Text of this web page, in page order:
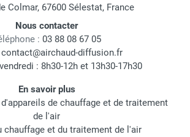
Colmar, 67600 Sélestat, France
Nous contacter
: 03 88 08 67 05
contact@airchaud-diffusion.fr
: 8h30-12h et 13h30-17h30
En savoir plus
de chauffage et de traitement
de l'air
chauffage et du traitement de l'air